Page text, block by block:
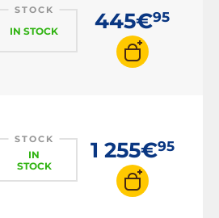
STOCK
IN STOCK 445€95
STOCK
IN
STOCK
1 255€95